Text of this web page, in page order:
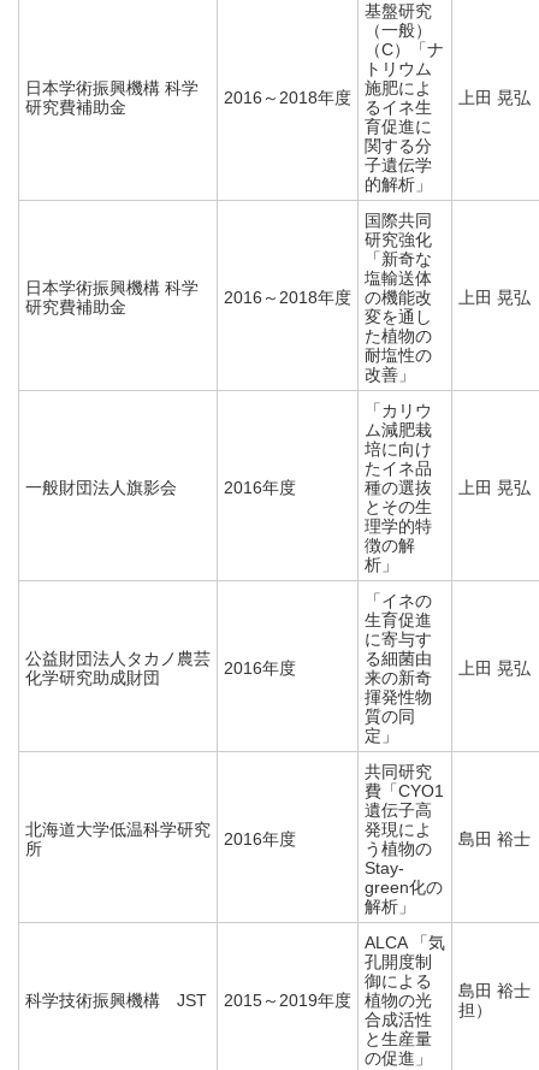
日本学術振興機構 科学
研究費補助金
2016～2018年度
基盤研究
（一般）
（C）「ナ
トリウム
施肥によ
るイネ生
育促進に
関する分
子遺伝学
的解析」
上田 晃弘
日本学術振興機構 科学
研究費補助金
2016～2018年度
国際共同
研究強化
「新奇な
塩輸送体
の機能改
変を通し
た植物の
耐塩性の
改善」
上田 晃弘
一般財団法人旗影会 2016年度
「カリウ
ム減肥栽
培に向け
たイネ品
種の選抜
とその生
理学的特
徴の解
析」
上田 晃弘
公益財団法人タカノ農芸
化学研究助成財団
2016年度
「イネの
生育促進
に寄与す
る細菌由
来の新奇
揮発性物
質の同
定」
上田 晃弘
北海道大学低温科学研究
所
2016年度
共同研究
費「CYO1
遺伝子高
発現によ
う植物の
Stay-
green化の
解析」
島田 裕士
科学技術振興機構 JST 2015～2019年度
ALCA 「気
孔開度制
御による
植物の光
合成活性
と生産量
の促進」
島田 裕士
担）